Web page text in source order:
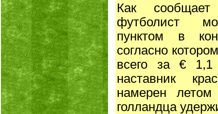
Как сообщает
футболист
пунктом в
согласно
всего за € 1,1
наставник
намерен
голландца